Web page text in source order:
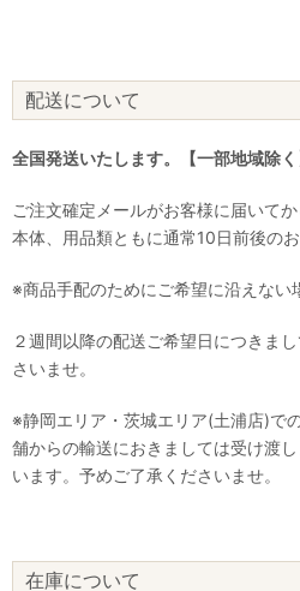
配送について
全国発送いたします。【一部地域除く
ご注文確定メールがお客様に届いて
本体、用品類ともに通常10日前後の
※商品手配のためにご希望に沿えない
２週間以降の配送ご希望日につきま
さいませ。
※静岡エリア・茨城エリア(土浦店)で
舗からの輸送におきましては受け渡
います。予めご了承くださいませ。
在庫について